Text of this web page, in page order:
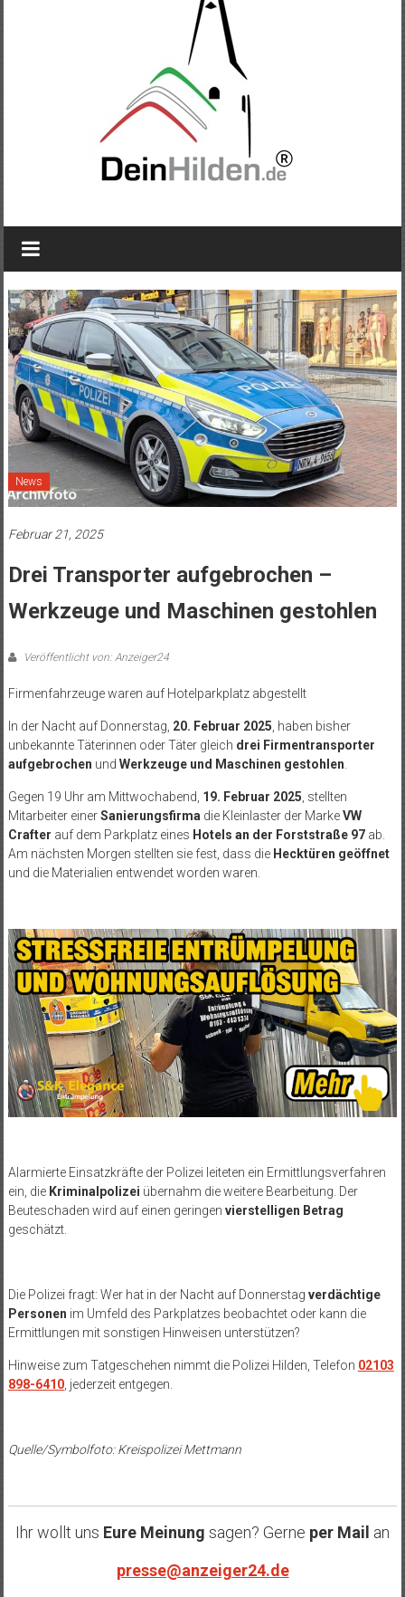
News
Februar 21, 2025
Drei Transporter aufgebrochen –
Werkzeuge und Maschinen gestohlen
Veröffentlicht von: Anzeiger24
Firmenfahrzeuge waren auf Hotelparkplatz abgestellt
In der Nacht auf Donnerstag, 20. Februar 2025, haben bisher
unbekannte Täterinnen oder Täter gleich drei Firmentransporter
aufgebrochen und Werkzeuge und Maschinen gestohlen.
Gegen 19 Uhr am Mittwochabend, 19. Februar 2025, stellten
Mitarbeiter einerSanierungsfirmadie Kleinlaster der MarkeVW
Crafter auf dem Parkplatz eines Hotels an der Forststraße 97ab.
Am nächsten Morgen stellten sie fest, dass die Hecktüren geöffnet
und die Materialien entwendet worden waren.
Alarmierte Einsatzkräfte der Polizei leiteten ein Ermittlungsverfahren
ein, die Kriminalpolizei übernahm die weitere Bearbeitung. Der
Beuteschaden wird auf einen geringen vierstelligen Betrag
geschätzt.
Die Polizei fragt: Wer hat in der Nacht auf Donnerstag verdächtige
Personen im Umfeld des Parkplatzes beobachtet oder kann die
Ermittlungen mit sonstigen Hinweisen unterstützen?
Hinweise zum Tatgeschehen nimmt die Polizei Hilden, Telefon 02103
898-6410, jederzeit entgegen.
Quelle/Symbolfoto: Kreispolizei Mettmann
Ihr wollt uns Eure Meinung sagen? Gerne per Mail an
presse@anzeiger24.de